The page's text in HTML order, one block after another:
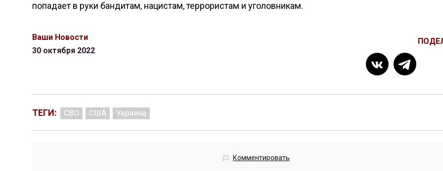
попадает в руки бандитам, нацистам, террористам и уголовникам.
Ваши Новости
30 октября 2022
ТЕГИ: СВО США Украина
Комментировать